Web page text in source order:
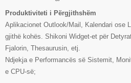
Produktiviteti i Përgjithshëm
Aplikacionet Outlook/Mail, Kalendari ose
gjithë kohës. Shikoni Widget-et për
Fjalorin, Thesaurusin, etj.
Ndjekja e Performancës së Sistemit,
e CPU-së;